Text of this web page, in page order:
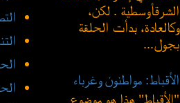
الشرقأوسطية . لكن،
وكالعادة، بدأت الحلقة
بجول...
الأقباط: مواطنون وغرباء
"الأقباط" هذا هو موضوع